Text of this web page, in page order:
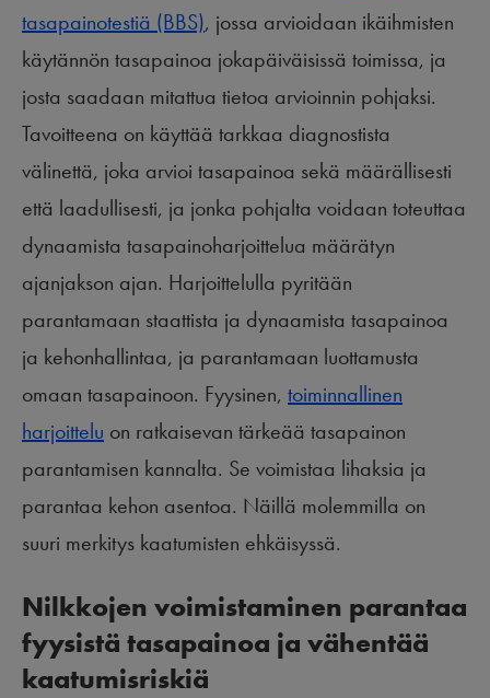
tasapainotestiä (BBS), jossa arvioidaan ikäihmisten
käytännön tasapainoa jokapäiväisissä toimissa, ja
josta saadaan mitattua tietoa arvioinnin pohjaksi.
Tavoitteena on käyttää tarkkaa diagnostista
välinettä, joka arvioi tasapainoa sekä määrällisesti
että laadullisesti, ja jonka pohjalta voidaan toteuttaa
dynaamista tasapainoharjoittelua määrätyn
ajanjakson ajan. Harjoittelulla pyritään
parantamaan staattista ja dynaamista tasapainoa
ja kehonhallintaa, ja parantamaan luottamusta
omaan tasapainoon. Fyysinen, toiminnallinen
harjoittelu on ratkaisevan tärkeää tasapainon
parantamisen kannalta. Se voimistaa lihaksia ja
parantaa kehon asentoa. Näillä molemmilla on
suuri merkitys kaatumisten ehkäisyssä.
Nilkkojen voimistaminen parantaa
fyysistä tasapainoa ja vähentää
kaatumisriskiä